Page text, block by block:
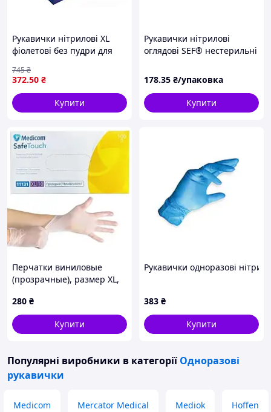
Рукавички нітрилові XL
фіолетові без пудри для
хімії 50 пар
372.50 ₴
745₴
Купити
Рукавички нітрилові
оглядові SEF® нестерильні
текстуровані на пальцях
БЛАКИТНІ, розмір XS, S, M,
L, XL
178.35 ₴/упаковка
Купити
Перчатки виниловые
(прозрачные), размер ХL,
280 ₴
Купити
Рукавички одноразові
383 ₴
Купити
Популярні виробники в категорії Одноразові
рукавички
Medicom Mercator Medical Mediok Hoffen